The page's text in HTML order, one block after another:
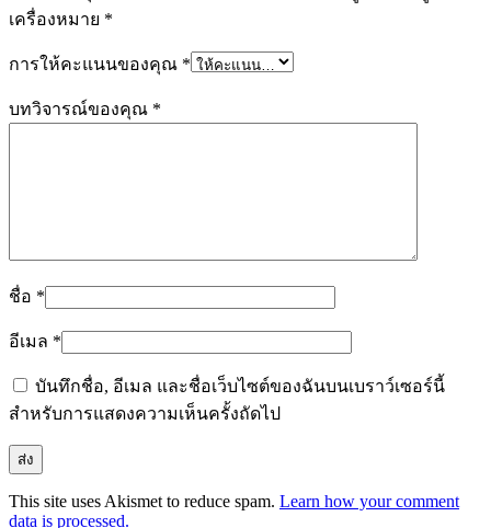
เครื่องหมาย *
การให้คะแนนของคุณ *
บทวิจารณ์ของคุณ *
ชื่อ *
อีเมล *
บันทึกชื่อ, อีเมล และชื่อเว็บไซต์ของฉันบนเบราว์เซอร์นี้
สำหรับการแสดงความเห็นครั้งถัดไป
This site uses Akismet to reduce spam. Learn how your comment
data is processed.